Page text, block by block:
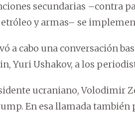
secundarias –contra
y armas– se
a cabo una conversación
Yuri Ushakov, a los
ucraniano, Volodimir
En esa llamada